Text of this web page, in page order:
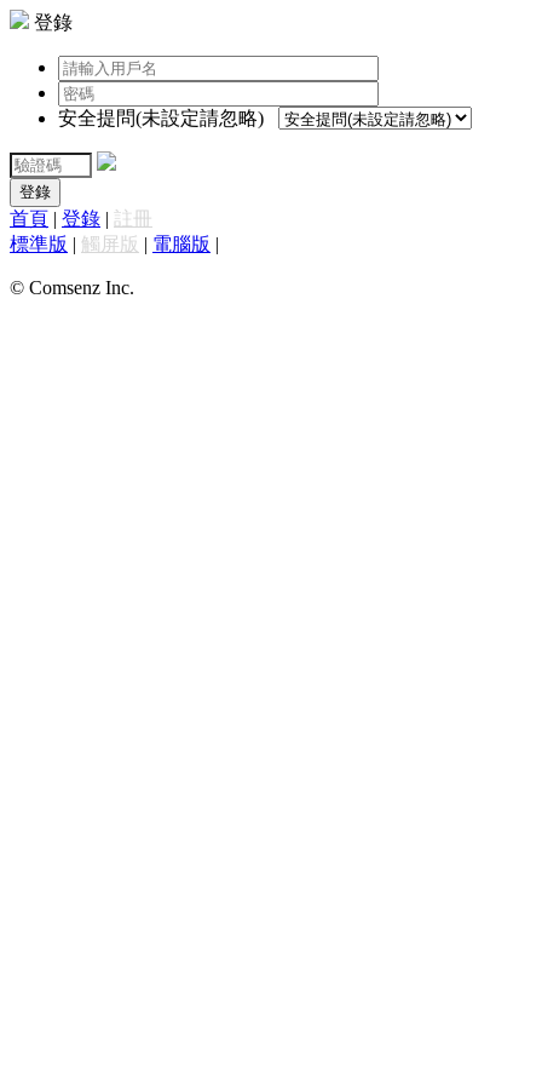
登錄
安全提問(未設定請忽略)
登錄
首頁 | 登錄 | 註冊
標準版 | 觸屏版 | 電腦版 |
© Comsenz Inc.